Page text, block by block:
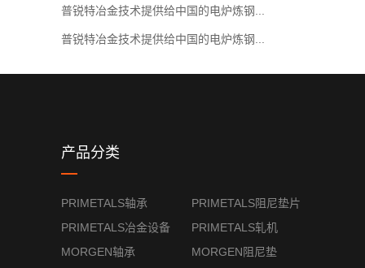
普锐特冶金技术提供给中国的电炉炼钢...
普锐特冶金技术提供给中国的电炉炼钢...
产品分类
PRIMETALS轴承
PRIMETALS阻尼垫片
PRIMETALS冶金设备
PRIMETALS轧机
MORGEN轴承
MORGEN阻尼垫